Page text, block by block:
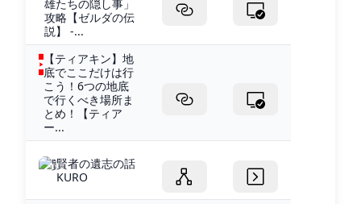
雄たちの隠し事」
攻略【ゼルダの伝
説】 -...
【ティアキン】地
底でここだけは行
こう！6つの地底
で行くべき場所ま
とめ！【ティア
ー...
賢者の遺志の話
KURO